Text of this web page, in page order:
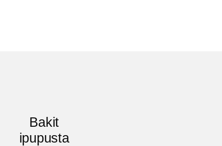
Bakit
ipupusta